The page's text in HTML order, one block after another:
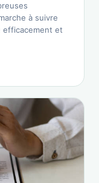
à suivre
efficacement et